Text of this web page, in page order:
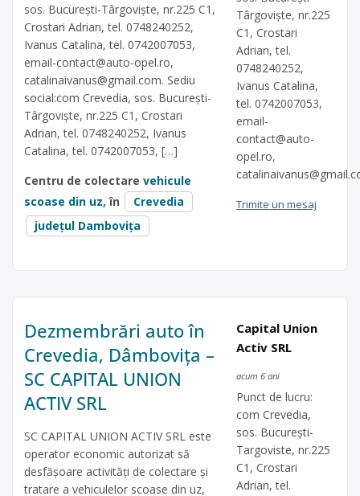
sos. București-Târgoviște, nr.225 C1,
Crostari Adrian, tel. 0748240252,
Ivanus Catalina, tel. 0742007053,
email-contact@auto-opel.ro,
catalinaivanus@gmail.com. Sediu
social:com Crevedia, sos. București-
Târgoviște, nr.225 C1, Crostari
Adrian, tel. 0748240252, Ivanus
Catalina, tel. 0742007053, […]
Centru de colectare vehicule
scoase din uz, în
Crevedia
județul Dambovița
Târgoviște, nr.225
C1, Crostari
Adrian, tel.
0748240252,
Ivanus Catalina,
tel. 0742007053,
email-
contact@auto-
opel.ro,
Trimite un mesaj
Dezmembrări auto în
Crevedia, Dâmbovița –
SC CAPITAL UNION
ACTIV SRL
SC CAPITAL UNION ACTIV SRL este
operator economic autorizat să
desfăşoare activităţi de colectare şi
tratare a vehiculelor scoase din uz,
Capital Union
Activ SRL
acum 6 ani
Punct de lucru:
com Crevedia,
sos. București-
Targoviste, nr.225
C1, Crostari
Adrian, tel.